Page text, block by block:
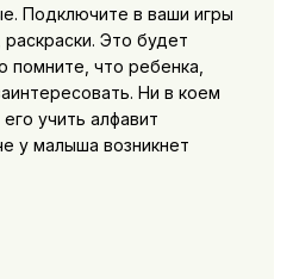
Подключите в ваши игры
Это будет
помните, что ребенка,
Ни в коем
учить алфавит
у малыша возникнет